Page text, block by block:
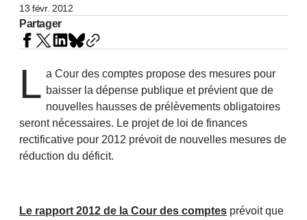
13 févr. 2012
Partager
L a Cour des comptes propose des mesures pour
baisser la dépense publique et prévient que de
nouvelles hausses de prélèvements obligatoires
seront nécessaires. Le projet de loi de finances
rectificative pour 2012 prévoit de nouvelles mesures de
réduction du déficit.
Le rapport 2012 de la Cour des comptes prévoit que